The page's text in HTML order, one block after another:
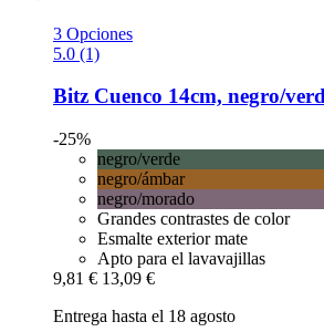
3 Opciones
5.0 (1)
Bitz Cuenco 14cm, negro/
-25%
negro/verde
negro/ámbar
negro/morado
Grandes contrastes de color
Esmalte exterior mate
Apto para el lavavajillas
9,81 € 13,09 €
Entrega hasta el 18 agosto